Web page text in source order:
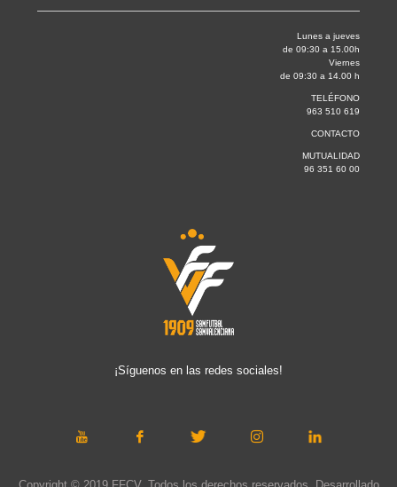
Lunes a jueves
de 09:30 a 15.00h
Viernes
de 09:30 a 14.00 h
TELÉFONO
963 510 619
CONTACTO
MUTUALIDAD
96 351 60 00
¡Síguenos en las redes sociales!